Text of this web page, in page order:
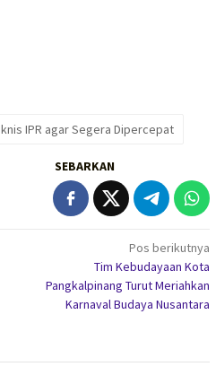
IPR agar Segera Dipercepat
SEBARKAN
Pos berikutnya
Tim Kebudayaan Kota
Pangkalpinang Turut Meriahkan
Karnaval Budaya Nusantara